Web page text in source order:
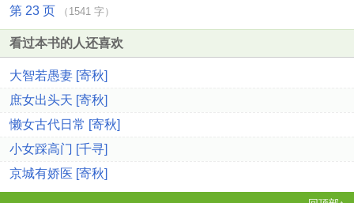
第 23 页 （1541 字）
看过本书的人还喜欢
大智若愚妻 [寄秋]
庶女出头天 [寄秋]
懒女古代日常 [寄秋]
小女踩高门 [千寻]
京城有娇医 [寄秋]